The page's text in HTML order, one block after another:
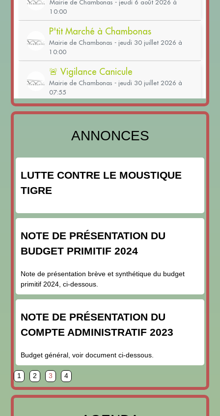
ANNONCES
LUTTE CONTRE LE MOUSTIQUE
TIGRE
NOTE DE PRÉSENTATION DU
BUDGET PRIMITIF 2024
Note de présentation brève et synthétique du budget
primitif 2024, ci-dessous.
NOTE DE PRÉSENTATION DU
COMPTE ADMINISTRATIF 2023
Budget général, voir document ci-dessous.
page
1 page
2 page
3 page
4